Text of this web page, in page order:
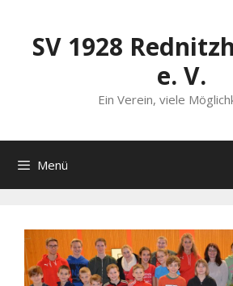
springenSV 1928
e. V.
Ein Verein, viele
Menü